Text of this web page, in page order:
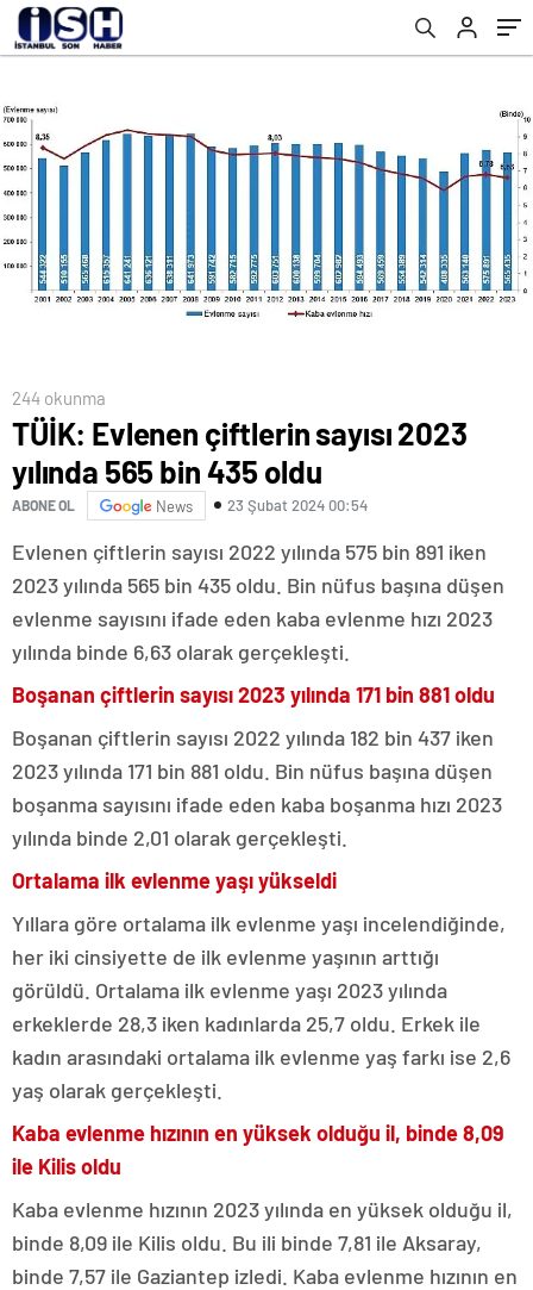
244 okunma
TÜİK: Evlenen çiftlerin sayısı 2023
yılında 565 bin 435 oldu
ABONE OL News 23 Şubat 2024 00:54
Evlenen çiftlerin sayısı 2022 yılında 575 bin 891 iken
2023 yılında 565 bin 435 oldu. Bin nüfus başına düşen
evlenme sayısını ifade eden kaba evlenme hızı 2023
yılında binde 6,63 olarak gerçekleşti.
Boşanan çiftlerin sayısı 2023 yılında 171 bin 881 oldu
Boşanan çiftlerin sayısı 2022 yılında 182 bin 437 iken
2023 yılında 171 bin 881 oldu. Bin nüfus başına düşen
boşanma sayısını ifade eden kaba boşanma hızı 2023
yılında binde 2,01 olarak gerçekleşti.
Ortalama ilk evlenme yaşı yükseldi
Yıllara göre ortalama ilk evlenme yaşı incelendiğinde,
her iki cinsiyette de ilk evlenme yaşının arttığı
görüldü. Ortalama ilk evlenme yaşı 2023 yılında
erkeklerde 28,3 iken kadınlarda 25,7 oldu. Erkek ile
kadın arasındaki ortalama ilk evlenme yaş farkı ise 2,6
yaş olarak gerçekleşti.
Kaba evlenme hızının en yüksek olduğu il, binde 8,09
ile Kilis oldu
Kaba evlenme hızının 2023 yılında en yüksek olduğu il,
binde 8,09 ile Kilis oldu. Bu ili binde 7,81 ile Aksaray,
binde 7,57 ile Gaziantep izledi. Kaba evlenme hızının en